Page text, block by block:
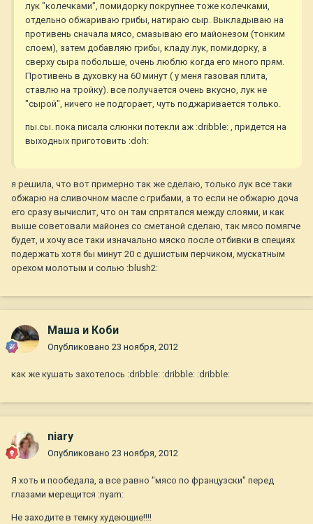
лук "колечками", помидорку покрупнее тоже колечками,
отдельно обжариваю грибы, натираю сыр. Выкладываю на
противень сначала мясо, смазываю его майонезом (тонким
слоем), затем добавляю грибы, кладу лук, помидорку, а
сверху сыра побольше, очень люблю когда его много прям.
Противень в духовку на 60 минут ( у меня газовая плита,
ставлю на тройку). все получается очень вкусно, лук не
"сырой", ничего не подгорает, чуть поджаривается только.
пы.сы. пока писала слюнки потекли аж :dribble: , придется на
выходных приготовить :doh:
я решила, что вот примерно так же сделаю, только лук все таки
обжарю на сливочном масле с грибами, а то если не обжарю доча
его сразу вычислит, что он там спрятался между слоями, и как
выше советовали майонез со сметаной сделаю, так мясо помягче
будет, и хочу все таки изначально мяско после отбивки в специях
подержать хотя бы минут 20 с душистым перчиком, мускатным
орехом молотым и солью :blush2:
Маша и Коби
Опубликовано 23 ноября, 2012
как же кушать захотелось :dribble: :dribble: :dribble:
niary
Опубликовано 23 ноября, 2012
Я хоть и пообедала, а все равно "мясо по французски" перед
глазами мерещится :nyam:
Не заходите в темку худеющие!!!!